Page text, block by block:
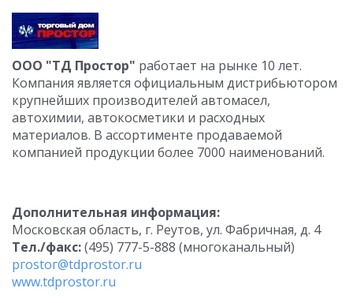
ООО "ТД Простор" работает на рынке 10 лет.
Компания является официальным дистрибьютором
крупнейших производителей автомасел,
автохимии, автокосметики и расходных
материалов. В ассортименте продаваемой
компанией продукции более 7000 наименований.
Дополнительная информация:
Московская область, г. Реутов, ул. Фабричная, д. 4
Тел./факс:(495) 777-5-888 (многоканальный)
ргоstог@tdprostor.ru
www.tdprostor.ru